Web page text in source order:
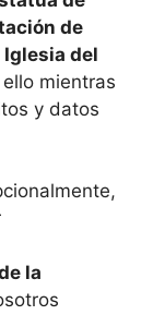
de
Iglesia del
mientras
y datos
la